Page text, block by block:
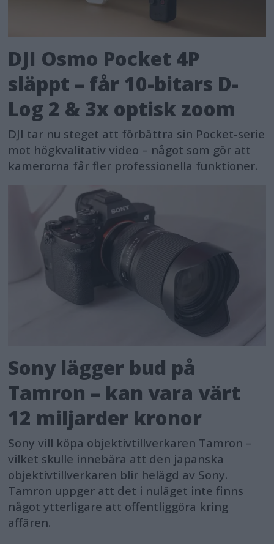
DJI Osmo Pocket 4P
släppt – får 10-bitars D-
Log 2 & 3x optisk zoom
DJI tar nu steget att förbättra sin Pocket-serie
mot högkvalitativ video – något som gör att
kamerorna får fler professionella funktioner.
Sony lägger bud på
Tamron – kan vara värt
12 miljarder kronor
Sony vill köpa objektivtillverkaren Tamron –
vilket skulle innebära att den japanska
objektivtillverkaren blir helägd av Sony.
Tamron uppger att det i nuläget inte finns
något ytterligare att offentliggöra kring
affären.